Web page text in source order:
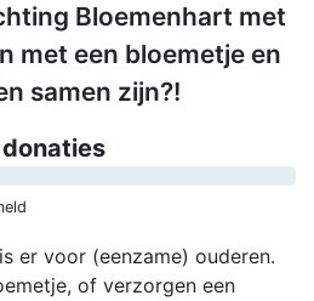
Bloemenhart met
met een bloemetje en
samen zijn?!
er voor (eenzame) ouderen.
of verzorgen een